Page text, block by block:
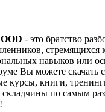
- это братство
навыков или
Вы можете скачать
курсы, книги,
складчины по самым